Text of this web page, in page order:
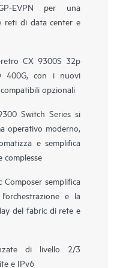
EVPN per una
reti di data center e
CX 9300S 32p
400G, con i nuovi
opzionali
Switch Series si
operativo moderno,
e semplifica
complesse
semplifica
e la
del fabric di rete e
di livello 2/3
e IPv6